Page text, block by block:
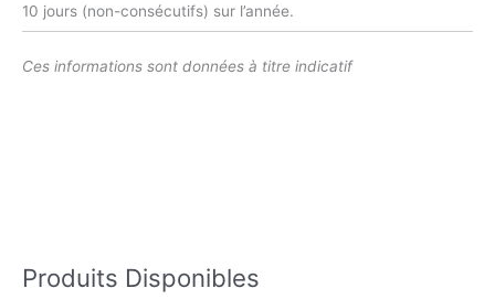
10 jours (non-consécutifs) sur l’année.
Ces informations sont données à titre indicatif
Produits Disponibles